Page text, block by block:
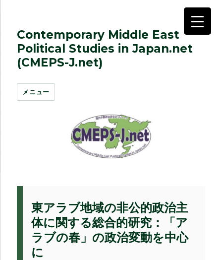
Contemporary Middle East
Political Studies in Japan.net
(CMEPS-J.net)
メニュー
東アラブ地域の非公的政治主
体に関する総合的研究：「ア
ラブの春」の政治変動を中心
に